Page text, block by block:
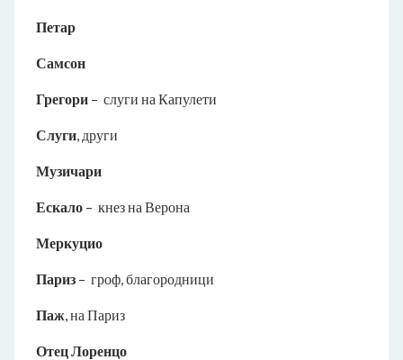
Петар
Самсон
Грегори – слуги на Капулети
Слуги, други
Музичари
Ескало – кнез на Верона
Меркуцио
Париз – гроф, благородници
Паж, на Париз
Отец Лоренцо